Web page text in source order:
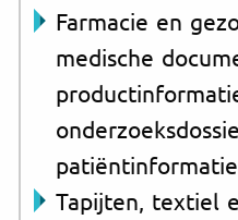
Farmacie en
medische
Tapijten, textiel